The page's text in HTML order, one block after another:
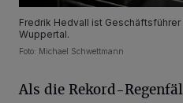
Fredrik Hedvall ist Geschäftsführer
Wuppertal.
Foto: Michael Schwettmann
Als die Rekord-